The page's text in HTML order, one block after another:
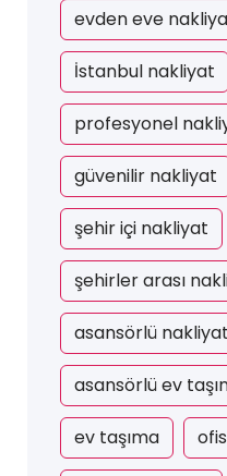
evden eve
İstanbul nakliyat
profesyonel
güvenilir nakliyat
şehir içi nakliyat
şehirler arası
asansörlü nakliyat
asansörlü ev
ev taşıma